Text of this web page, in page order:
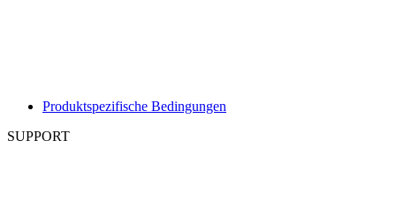
Produktspezifische Bedingungen
SUPPORT